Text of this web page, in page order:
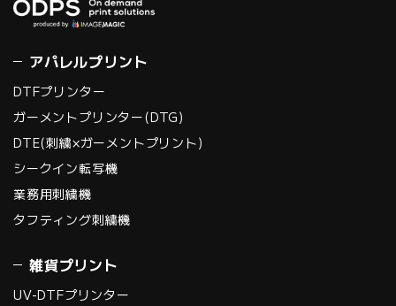
アパレルプリント
DTFプリンター
ガーメントプリンター(DTG)
DTE(刺繍×ガーメントプリント)
シークイン転写機
業務用刺繍機
タフティング刺繍機
雑貨プリント
UV-DTFプリンター